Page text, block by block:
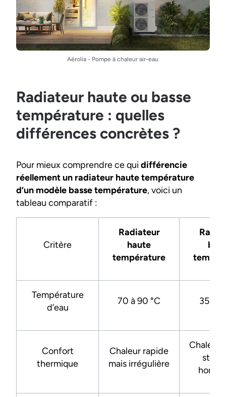
Aérolia - Pompe à chaleur air-eau
Radiateur haute ou basse
température : quelles
différences concrètes ?
Pour mieux comprendre ce qui différencie
réellement un radiateur haute température
d’un modèle basse température, voici un
tableau comparatif :
Critère
Radiateur
haute
température
Température
d’eau
70 à 90 °C 35 à
Confort
thermique
Chaleur rapide
mais irrégulière
Chaleur